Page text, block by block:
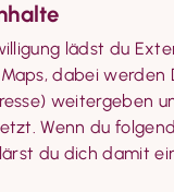
lädst du
, dabei werden
weitergeben
Wenn du
du dich damit